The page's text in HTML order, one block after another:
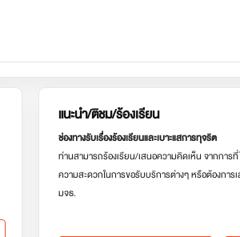
แนะนำ/ติชม/ร้องเรียน
ช่องทางรับเรื่องร้องเรียนและเบาะแสการทุจริต
ท่านสามารถร้องเรียน/เสนอความคิดเห็น จากกา
ความสะดวกในการขอรับบริการต่างๆ หรือต้องกา
มจธ.